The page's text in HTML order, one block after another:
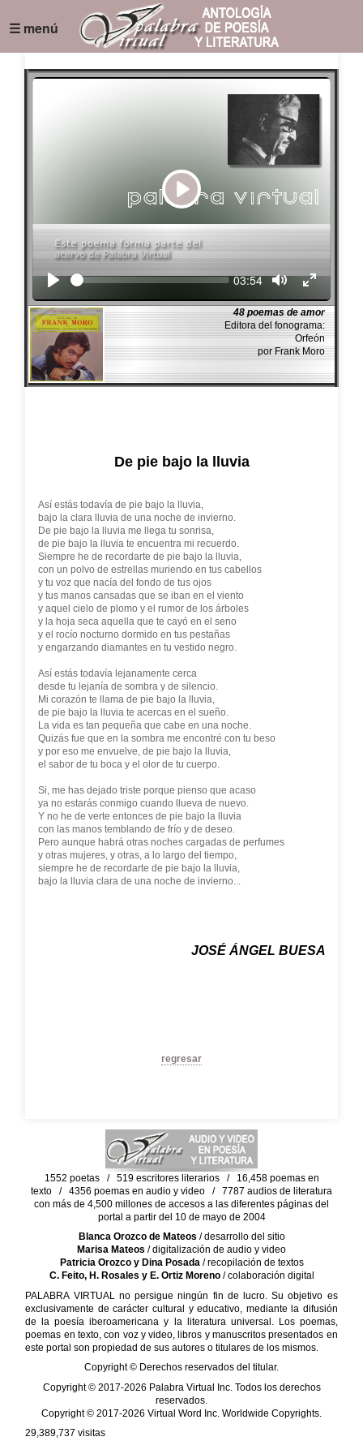
☰ menú
Play
Seek Current
03:54
48 poemas de amor
Editora del fonograma:
Orfeón
por Frank Moro
De pie bajo la lluvia
Así estás todavía de pie bajo la lluvia,
bajo la clara lluvia de una noche de invierno.
De pie bajo la lluvia me llega tu sonrisa,
de pie bajo la lluvia te encuentra mi recuerdo.
Siempre he de recordarte de pie bajo la lluvia,
con un polvo de estrellas muriendo en tus cabellos
y tu voz que nacía del fondo de tus ojos
y tus manos cansadas que se iban en el viento
y aquel cielo de plomo y el rumor de los árboles
y la hoja seca aquella que te cayó en el seno
y el rocío nocturno dormido en tus pestañas
y engarzando diamantes en tu vestido negro.
Así estás todavía lejanamente cerca
desde tu lejanía de sombra y de silencio.
Mi corazón te llama de pie bajo la lluvia,
de pie bajo la lluvia te acercas en el sueño.
La vida es tan pequeña que cabe en una noche.
Quizás fue que en la sombra me encontré con tu beso
y por eso me envuelve, de pie bajo la lluvia,
el sabor de tu boca y el olor de tu cuerpo.
Si, me has dejado triste porque pienso que acaso
ya no estarás conmigo cuando llueva de nuevo.
Y no he de verte entonces de pie bajo la lluvia
con las manos temblando de frío y de deseo.
Pero aunque habrá otras noches cargadas de perfumes
y otras mujeres, y otras, a lo largo del tiempo,
siempre he de recordarte de pie bajo la lluvia,
bajo la lluvia clara de una noche de invierno...
JOSÉ ÁNGEL BUESA
regresar
1552 poetas / 519 escritores literarios / 16,458 poemas en
texto / 4356 poemas en audio y video / 7787 audios de literatura
con más de 4,500 millones de accesos a las diferentes páginas del
portal a partir del 10 de mayo de 2004
Blanca Orozco de Mateos / desarrollo del sitio
Marisa Mateos / digitalización de audio y video
Patricia Orozco y Dina Posada/ recopilación de textos
C. Feito, H. Rosales y E. Ortiz Moreno/ colaboración digital
PALABRA VIRTUAL no persigue ningún fin de lucro. Su objetivo es
exclusivamente de carácter cultural y educativo, mediante la difusión
de la poesía iberoamericana y la literatura universal. Los poemas,
poemas en texto, con voz y video, libros y manuscritos presentados en
este portal son propiedad de sus autores o titulares de los mismos.
Copyright © Derechos reservados del titular.
Copyright © 2017-2026 Palabra Virtual Inc. Todos los derechos
reservados.
Copyright © 2017-2026 Virtual Word Inc. Worldwide Copyrights.
29,389,737 visitas